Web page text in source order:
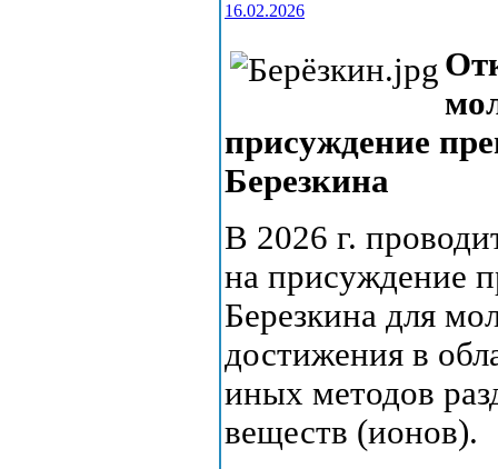
16.02.2026
присуждение
Березкина
В 2026 г.
на присуждение
Березкина для
достижения в
иных методов
веществ (ионов).